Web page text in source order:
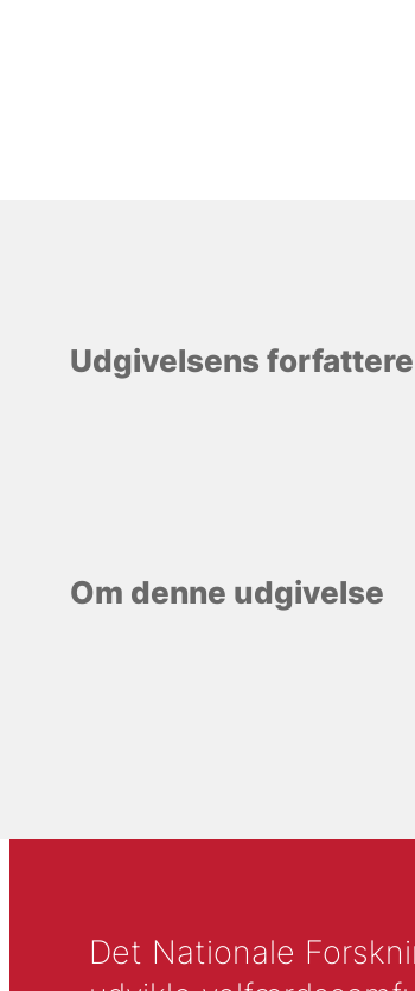
Udgivelsens forfattere
Om denne udgivelse
Det Nationale